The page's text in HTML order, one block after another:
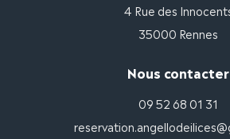
4 Rue des
35000 Rennes
Nous contacter
09 52 68 01 31